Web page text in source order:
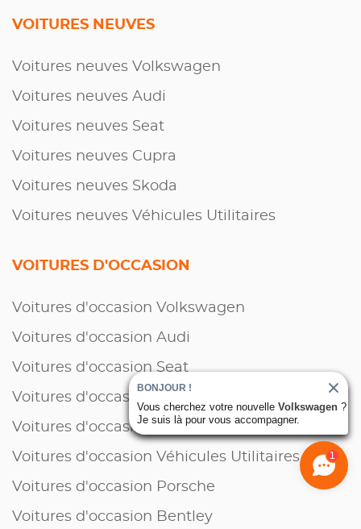
VOITURES NEUVES
Voitures neuves Volkswagen
Voitures neuves Audi
Voitures neuves Seat
Voitures neuves Cupra
Voitures neuves Skoda
Voitures neuves Véhicules Utilitaires
VOITURES D'OCCASION
Voitures d'occasion Volkswagen
Voitures d'occasion Audi
Voitures d'occasion Seat
Voitures d'occasion Cupra
Voitures d'occasion Skoda
Voitures d'occasion Véhicules Utilitaires
Voitures d'occasion Porsche
Voitures d'occasion Bentley
1
BONJOUR !
Vous cherchez votre nouvelle Volkswagen ?
Je suis là pour vous accompagner.